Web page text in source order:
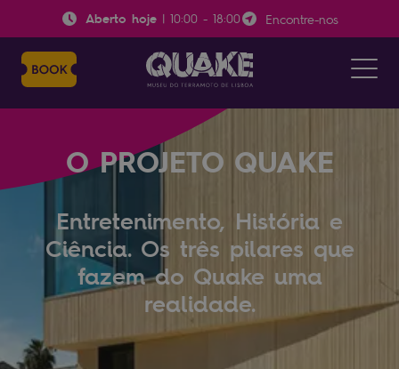
Aberto hoje | 10:00 - 18:00 Encontre-nos
O PROJETO QUAKE
Entretenimento, História e
Ciência. Os três pilares que
fazem do Quake uma
realidade.